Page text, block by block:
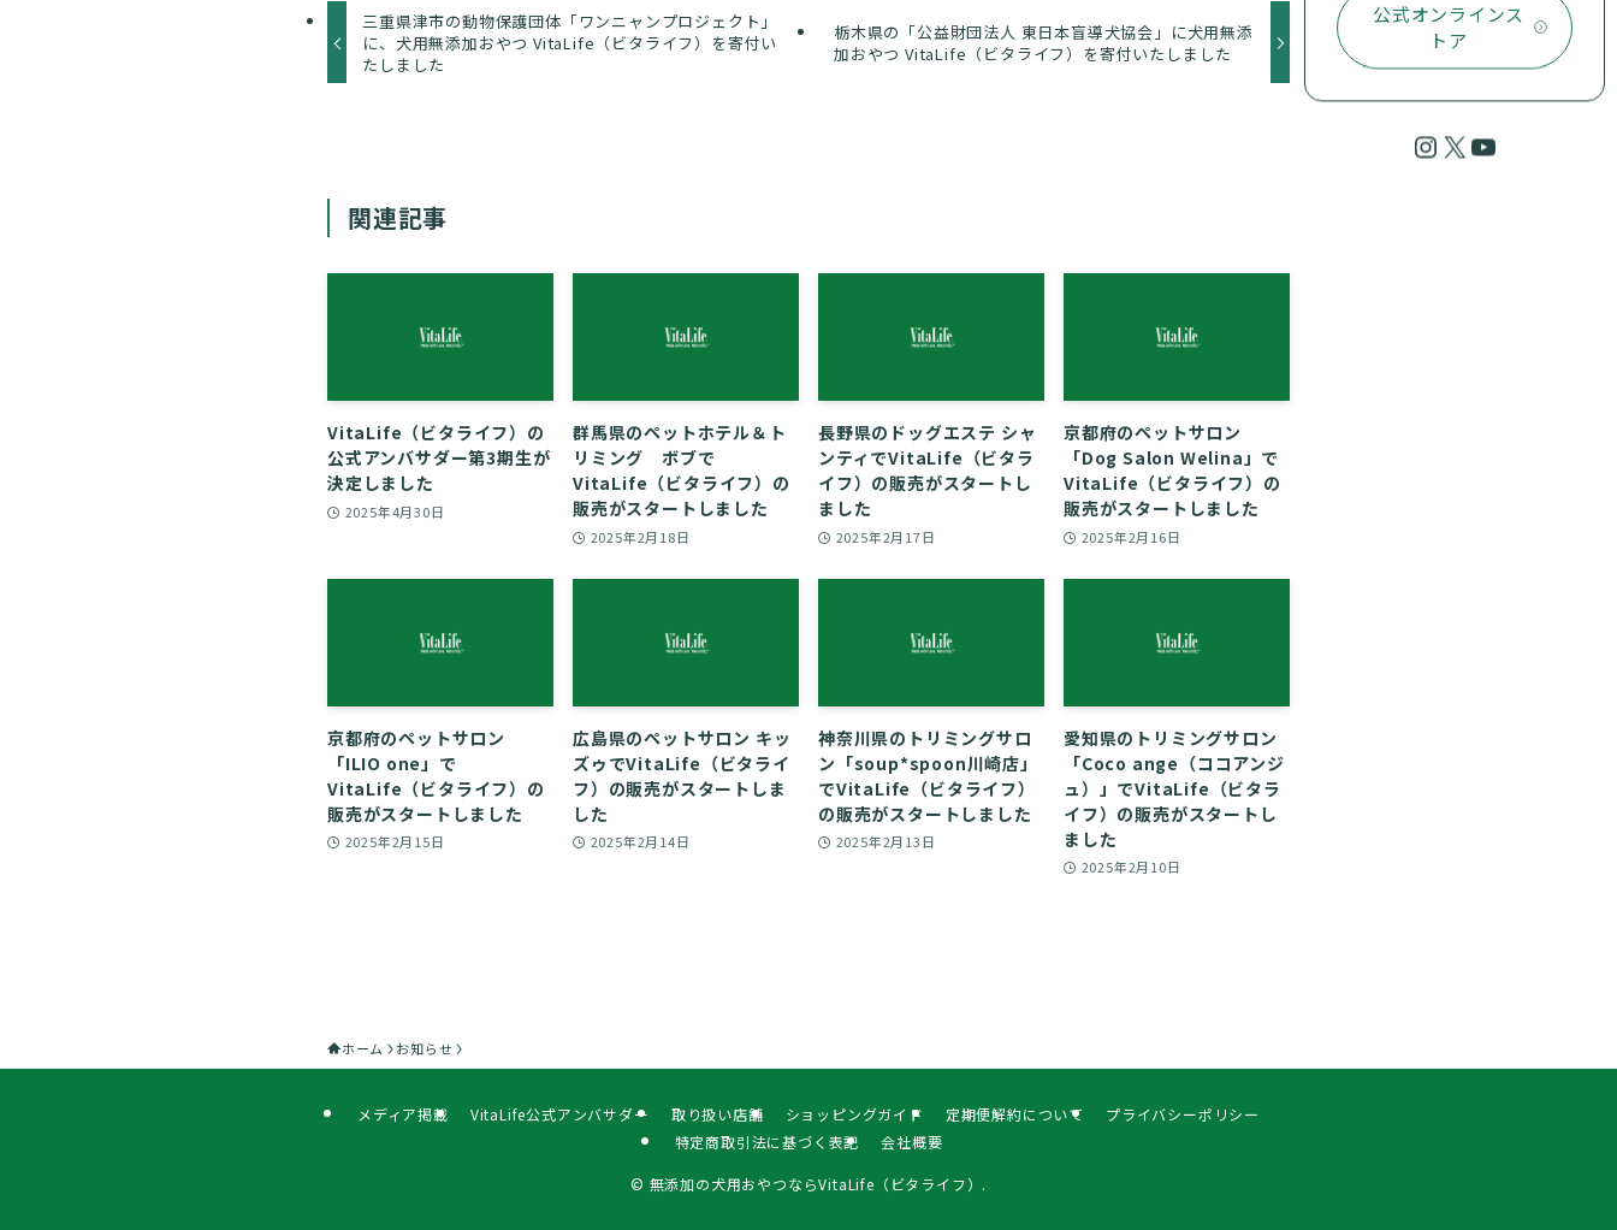
三重県津市の動物保護団体「ワンニャンプロジェクト」
に、犬用無添加おやつ VitaLife（ビタライフ）を寄付い
たしました
栃木県の「公益財団法人 東日本盲導犬協会」に犬用無添
加おやつ VitaLife（ビタライフ）を寄付いたしました
関連記事
VitaLife（ビタライフ）の
公式アンバサダー第3期生が
決定しました
2025年4月30日
群馬県のペットホテル＆ト
リミング ボブで
VitaLife（ビタライフ）の
販売がスタートしました
2025年2月18日
長野県のドッグエステ シャ
ンティでVitaLife（ビタラ
イフ）の販売がスタートし
ました
2025年2月17日
京都府のペットサロン
「Dog Salon Welina」で
VitaLife（ビタライフ）の
販売がスタートしました
2025年2月16日
京都府のペットサロン
「ILIO one」で
VitaLife（ビタライフ）の
販売がスタートしました
2025年2月15日
広島県のペットサロン キッ
ズゥでVitaLife（ビタライ
フ）の販売がスタートしま
した
2025年2月14日
神奈川県のトリミングサロ
ン「soup*spoon川崎店」
でVitaLife（ビタライフ）
の販売がスタートしました
2025年2月13日
愛知県のトリミングサロン
「Coco ange（ココアンジ
ュ）」でVitaLife（ビタラ
イフ）の販売がスタートし
ました
2025年2月10日
公式オンラインス
トア
Instagram
X YouTube
ホーム お知らせ
メディア掲載 VitaLife公式アンバサダー 取り扱い店舗 ショッピングガイド 定期便解約について
プライバシーポリシー
特定商取引法に基づく表記
会社概要
© 無添加の犬用おやつならVitaLife（ビタライフ）.